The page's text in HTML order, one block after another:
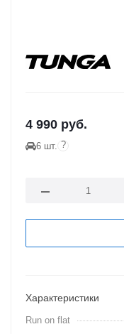
4 990 руб.
6 шт. ?
Характеристики
Run on flat